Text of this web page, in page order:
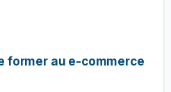
former au e-commerce